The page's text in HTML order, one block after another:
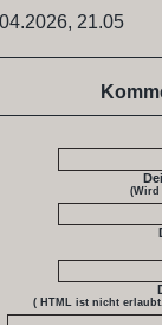
21.05
(Wird
( HTML ist nicht